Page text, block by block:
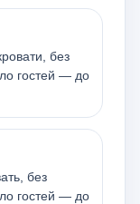
без
гостей — до
без
гостей — до